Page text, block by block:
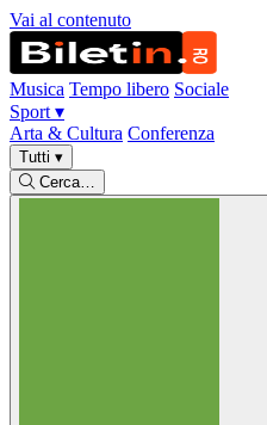
Vai al contenuto
Musica Tempo libero Sociale
Sport ▾
Arta & Cultura Conferenza
Tutti ▾
Cerca…